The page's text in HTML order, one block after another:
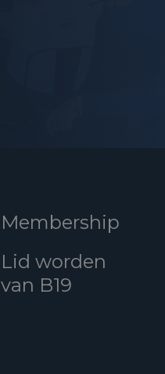
Membership
Lid worden
van B19